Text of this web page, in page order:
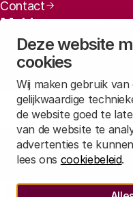
Deze website
cookies
Wij maken gebruik
gelijkwaardige
de website goed te
van de website te
advertenties te
lees ons cookiebeleid.
Bij voorkeur citeren
Contact
Meld u aan voor
Maandelijks een
nieuws? Laat dan uw
Lees inonze privacyverklaring
Sociale media